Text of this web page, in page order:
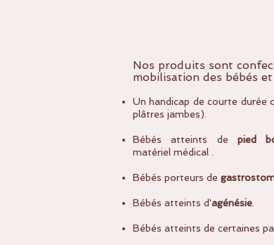
Nos produits sont
mobilisation des bébés
Un handicap de courte durée
plâtres jambes).
Bébés atteints de pied
matériel médical .
Bébés porteurs de
Bébés atteints d'agénésie.
Bébés atteints de certaines